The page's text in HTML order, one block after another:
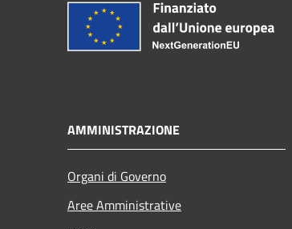
AMMINISTRAZIONE
Organi di Governo
Aree Amministrative